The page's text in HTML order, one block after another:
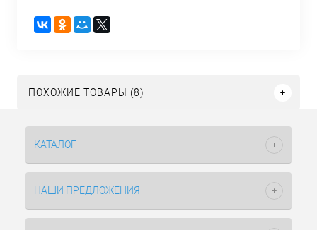
ПОХОЖИЕ ТОВАРЫ (8)
КАТАЛОГ
НАШИ ПРЕДЛОЖЕНИЯ